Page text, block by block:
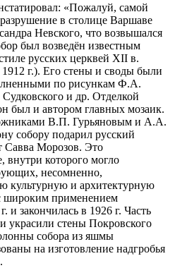
«Пожалуй, самой
в столице Варшаве
Невского, что возвышался
был возведён известным
русских церквей ХII в.
1912 г.). Его стены и своды были
по рисункам Ф.А.
и др. Отделкой
был и автором главных мозаик.
В.П. Гурьяновым и А.А.
собору подарил русский
Савва Морозов. Это
внутри которого могло
несомненно,
культурную и архитектурную
широким применением
и закончилась в 1926 г. Часть
украсили стены Покровского
собора из яшмы
на изготовление надгробья